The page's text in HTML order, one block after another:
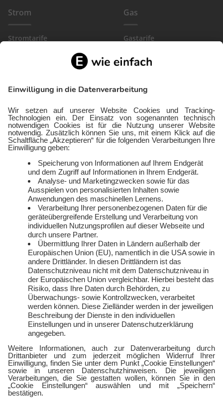
Strom
Stromtarife
Wärmestrom
Gewerbestrom
FlexTarif Strom
Gas
Gastarife
Gewerbegas
Service
Freund:innen werben
Kündigen
Widerruf
Vertriebspartner:in
werden
Zählerlotto
Balkonkraftwerke mit
Über uns
Auszeichnungen
Presse und Downloads
Jobs
Kontakt
E-Sports
E WIE EINFACH
Geschäftskunden
Gewerbestrom
Gewerbegas